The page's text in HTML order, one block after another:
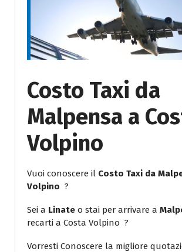
Costo Taxi da
Malpensa a
Volpino
Vuoi conoscere il Costo Taxi da
Volpino ?
Sei a Linate o stai per arrivare a
recarti a Costa Volpino ?
Vorresti Conoscere la migliore